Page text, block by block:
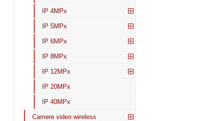
IP 4MPx
IP 5MPx
IP 6MPx
IP 8MPx
IP 12MPx
IP 20MPx
IP 40MPx
Camere video wireless